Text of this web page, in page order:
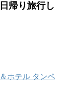
帰り旅行し
ホテル タンペ